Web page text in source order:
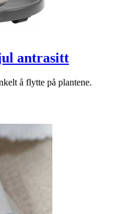
antrasitt
å flytte på plantene.